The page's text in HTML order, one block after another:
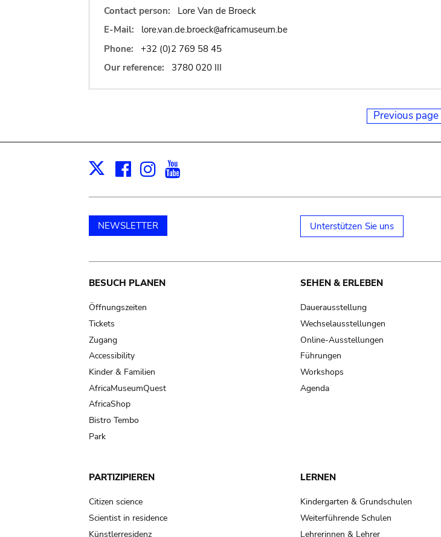
Contact person:
Lore Van de Broeck
E-Mail:
lore.van.de.broeck@africamuseum.be
Phone:
+32 (0)2 769 58 45
Our reference:
3780 020 III
Previous page
X Facebook
Instagram
NEWSLETTER Unterstützen Sie uns
Main
navigation
BESUCH PLANEN
Öffnungszeiten
Tickets
Zugang
Accessibility
Kinder & Familien
AfricaMuseumQuest
AfricaShop
Bistro Tembo
Park
SEHEN & ERLEBEN
Dauerausstellung
Wechselausstellungen
Online-Ausstellungen
Führungen
Workshops
Agenda
PARTIZIPIEREN
Citizen science
Scientist in residence
Künstlerresidenz
LERNEN
Kindergarten & Grundschulen
Weiterführende Schulen
Lehrerinnen & Lehrer